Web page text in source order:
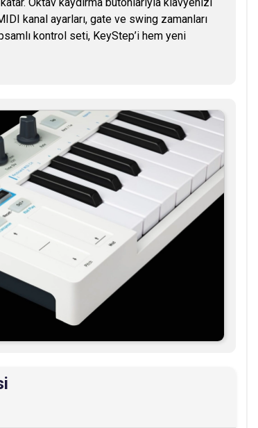
kanal ayarları, gate ve swing zamanları
kontrol seti, KeyStep’i hem yeni